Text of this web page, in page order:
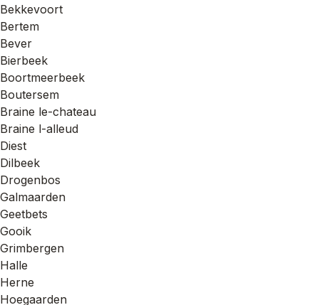
Bekkevoort
Bertem
Bever
Bierbeek
Boortmeerbeek
Boutersem
Braine le-chateau
Braine l-alleud
Diest
Dilbeek
Drogenbos
Galmaarden
Geetbets
Gooik
Grimbergen
Halle
Herne
Hoegaarden